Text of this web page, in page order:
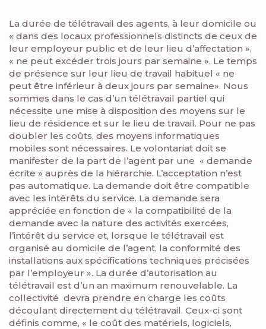
La durée de télétravail des agents, à leur domicile ou
« dans des locaux professionnels distincts de ceux de
leur employeur public et de leur lieu d’affectation »,
« ne peut excéder trois jours par semaine ». Le temps
de présence sur leur lieu de travail habituel « ne
peut être inférieur à deux jours par semaine». Nous
sommes dans le cas d’un télétravail partiel qui
nécessite une mise à disposition des moyens sur le
lieu de résidence et sur le lieu de travail. Pour ne pas
doubler les coûts, des moyens informatiques
mobiles sont nécessaires. Le volontariat doit se
manifester de la part de l’agent par une « demande
écrite » auprès de la hiérarchie. L’acceptation n’est
pas automatique. La demande doit être compatible
avec les intérêts du service. La demande sera
appréciée en fonction de « la compatibilité de la
demande avec la nature des activités exercées,
l’intérêt du service et, lorsque le télétravail est
organisé au domicile de l’agent, la conformité des
installations aux spécifications techniques précisées
par l’employeur ». La durée d’autorisation au
télétravail est d’un an maximum renouvelable. La
collectivité devra prendre en charge les coûts
découlant directement du télétravail. Ceux-ci sont
définis comme, « le coût des matériels, logiciels,